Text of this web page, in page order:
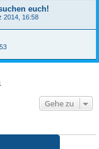
euch!
2014, 16:58
Gehe zu